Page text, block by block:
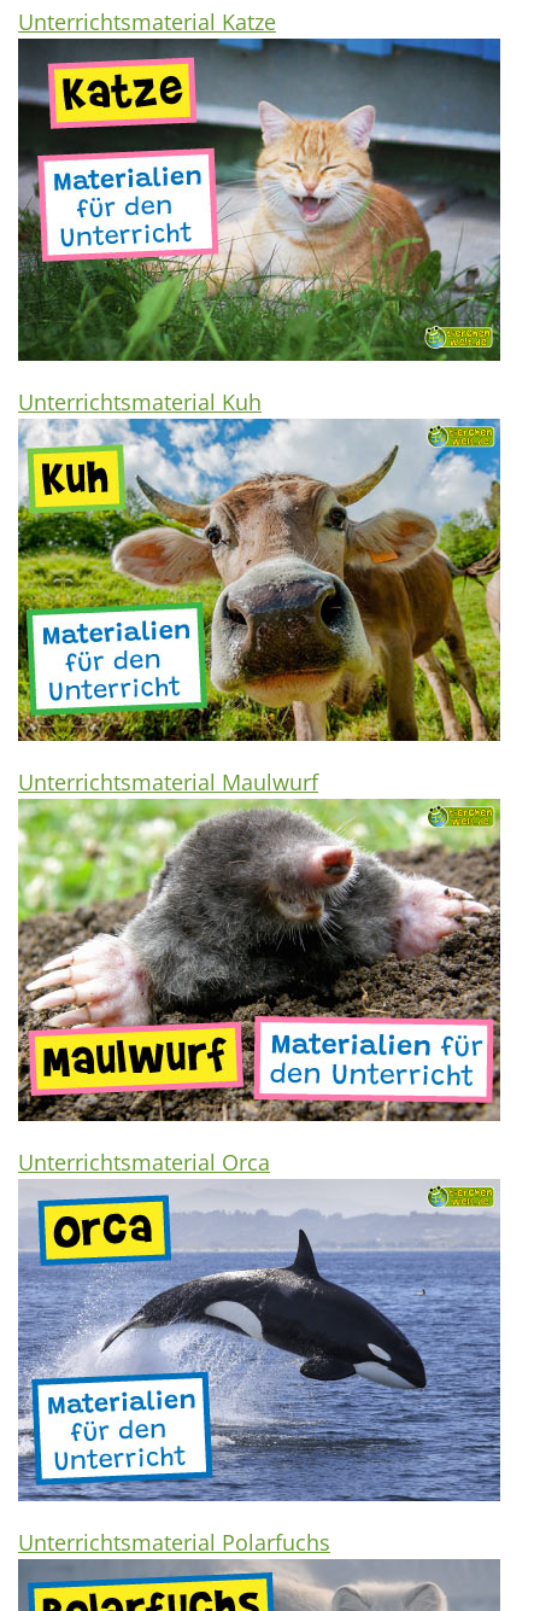
Unterrichtsmaterial Katze
Unterrichtsmaterial Kuh
Unterrichtsmaterial Maulwurf
Unterrichtsmaterial Orca
Unterrichtsmaterial Polarfuchs